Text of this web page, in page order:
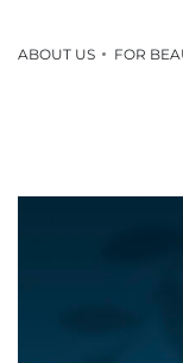
ABOUT US FOR